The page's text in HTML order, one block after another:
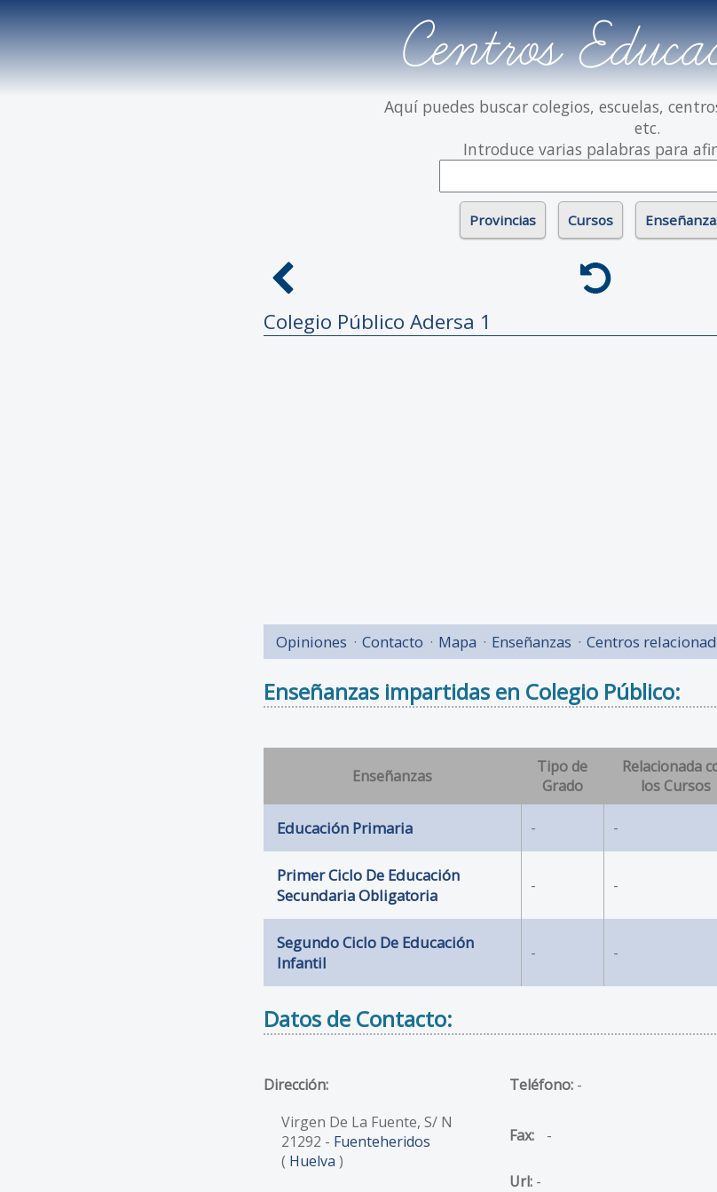
Centros
Aquí puedes buscar colegios, escuelas,
etc.
Introduce varias palabras para
Provincias Cursos
Colegio Público Adersa 1
Opiniones Contacto Mapa Enseñanzas Centros
Enseñanzas impartidas en Colegio Público:
Enseñanzas
Tipo de
Grado
Relacionada
los Cursos
Educación Primaria - -
Primer Ciclo De Educación
Secundaria Obligatoria
- -
Segundo Ciclo De Educación
Infantil
- -
Datos de Contacto:
Dirección:
Virgen De La Fuente, S/ N
21292 - Fuenteheridos
( Huelva )
Teléfono: -
Fax: -
Url: -